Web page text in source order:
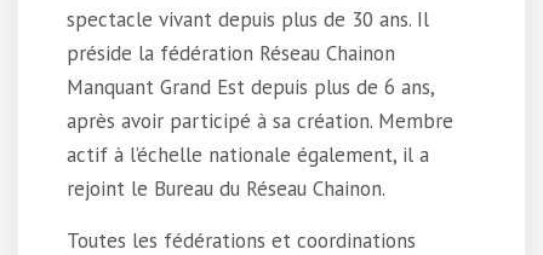
spectacle vivant depuis plus de 30 ans. Il
préside la fédération Réseau Chainon
Manquant Grand Est depuis plus de 6 ans,
après avoir participé à sa création. Membre
actif à l’échelle nationale également, il a
rejoint le Bureau du Réseau Chainon.
Toutes les fédérations et coordinations